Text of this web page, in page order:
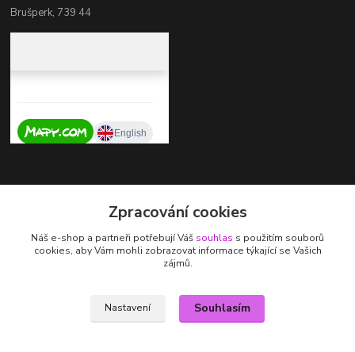
Brušperk, 739 44
+420 737 725 324
(Po-Pá, 9-17 hod.)
Zpracování cookies
Náš e-shop a partneři potřebují Váš souhlas s použitím souborů
cookies, aby Vám mohli zobrazovat informace týkající se Vašich
zájmů.
Nastavení Souhlasím